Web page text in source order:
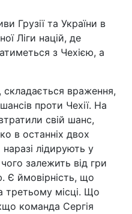
Грузії та України в
Ліги націй, де
з Чехією, а
враження,
проти Чехії. На
свій шанс,
в останніх двох
лідирують у
залежить від гри
Є ймовірність, що
третьому місці. Що
команда Сергія